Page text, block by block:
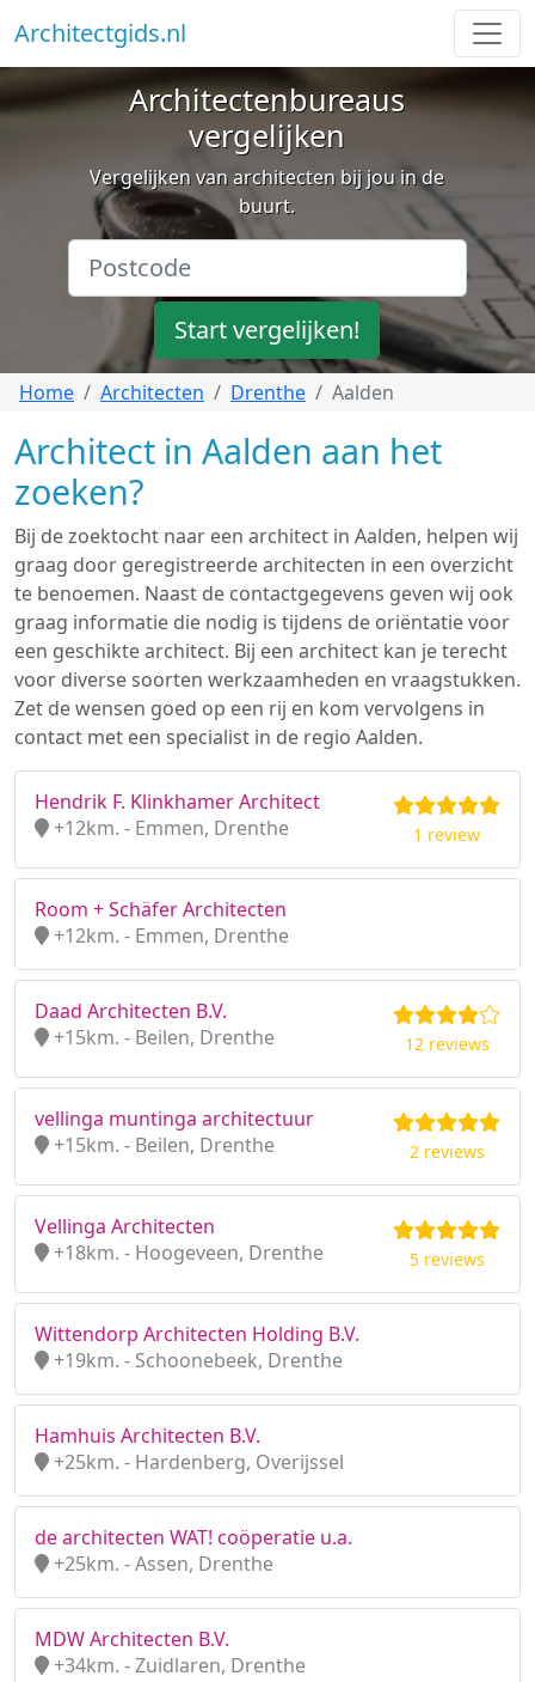
Architectgids.nl
Architectenbureaus
vergelijken
Vergelijken van architecten bij jou in de
buurt.
Start vergelijken!
Home Architecten Drenthe Aalden
Architect in Aalden aan het
zoeken?
Bij de zoektocht naar een architect in Aalden, helpen wij
graag door geregistreerde architecten in een overzicht
te benoemen. Naast de contactgegevens geven wij ook
graag informatie die nodig is tijdens de oriëntatie voor
een geschikte architect. Bij een architect kan je terecht
voor diverse soorten werkzaamheden en vraagstukken.
Zet de wensen goed op een rij en kom vervolgens in
contact met een specialist in de regio Aalden.
Hendrik F. Klinkhamer Architect
+12km. - Emmen, Drenthe
1 review
Room + Schäfer Architecten
+12km. - Emmen, Drenthe
Daad Architecten B.V.
+15km. - Beilen, Drenthe
12 reviews
vellinga muntinga architectuur
+15km. - Beilen, Drenthe
2 reviews
Vellinga Architecten
+18km. - Hoogeveen, Drenthe
5 reviews
Wittendorp Architecten Holding B.V.
+19km. - Schoonebeek, Drenthe
Hamhuis Architecten B.V.
+25km. - Hardenberg, Overijssel
de architecten WAT! coöperatie u.a.
+25km. - Assen, Drenthe
MDW Architecten B.V.
+34km. - Zuidlaren, Drenthe